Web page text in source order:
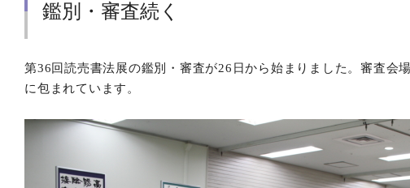
鑑別・審査続く
第36回読売書法展の鑑別・審査が26日から始まりました。審査会
に包まれています。
オンラインショップ
お問い合わせ